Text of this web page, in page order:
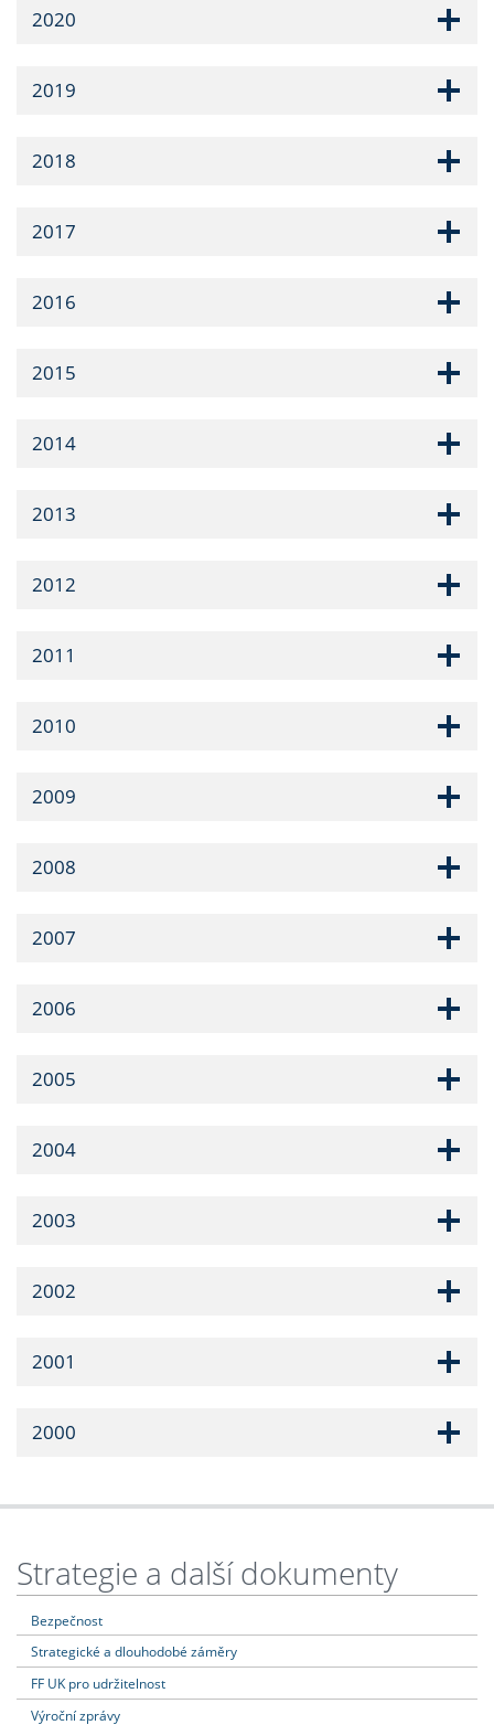
2020
2019
2018
2017
2016
2015
2014
2013
2012
2011
2010
2009
2008
2007
2006
2005
2004
2003
2002
2001
2000
Strategie a další dokumenty
Bezpečnost
Strategické a dlouhodobé záměry
FF UK pro udržitelnost
Výroční zprávy